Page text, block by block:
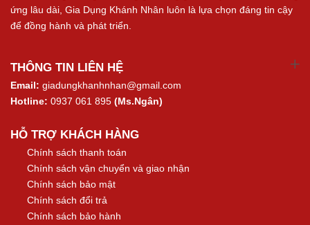
ứng lâu dài, Gia Dụng Khánh Nhân luôn là lựa chọn đáng tin cậy
để đồng hành và phát triển.
THÔNG TIN LIÊN HỆ
Email: giadungkhanhnhan@gmail.com
Hotline: 0937 061 895 (Ms.Ngân)
HỖ TRỢ KHÁCH HÀNG
Chính sách thanh toán
Chính sách vận chuyển và giao nhận
Chính sách bảo mật
Chính sách đổi trả
Chính sách bảo hành